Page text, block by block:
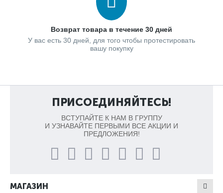
Возврат товара в течение 30 дней
У вас есть 30 дней, для того чтобы протестировать
вашу покупку
ПРИСОЕДИНЯЙТЕСЬ!
ВСТУПАЙТЕ К НАМ В ГРУППУ
И УЗНАВАЙТЕ ПЕРВЫМИ ВСЕ АКЦИИ И
ПРЕДЛОЖЕНИЯ!
МАГАЗИН